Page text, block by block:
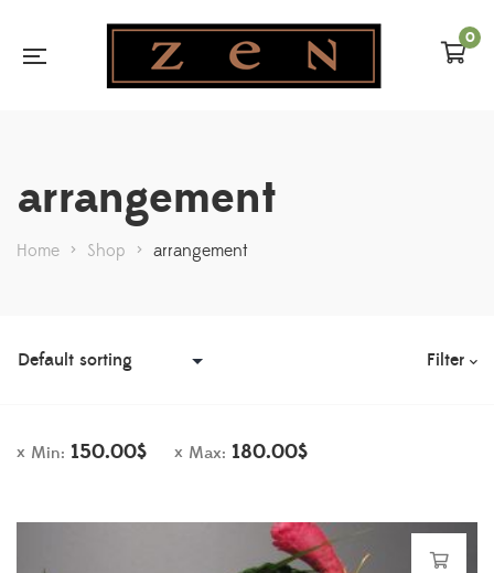
0
arrangement
Home > Shop > arrangement
Filter
Min: 150.00$ Max: 180.00$